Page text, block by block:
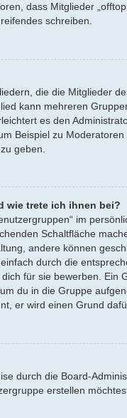
dass Mitglieder
schreiben.
die die Mitglieder
kann mehreren
es den
Beispiel zu
geben.
wie trete ich ihnen bei?
im
Schaltfläche
andere können
durch die
für sie bewerben. Ein
du in die Gruppe
er wird einen Grund
durch die Board-
erstellen